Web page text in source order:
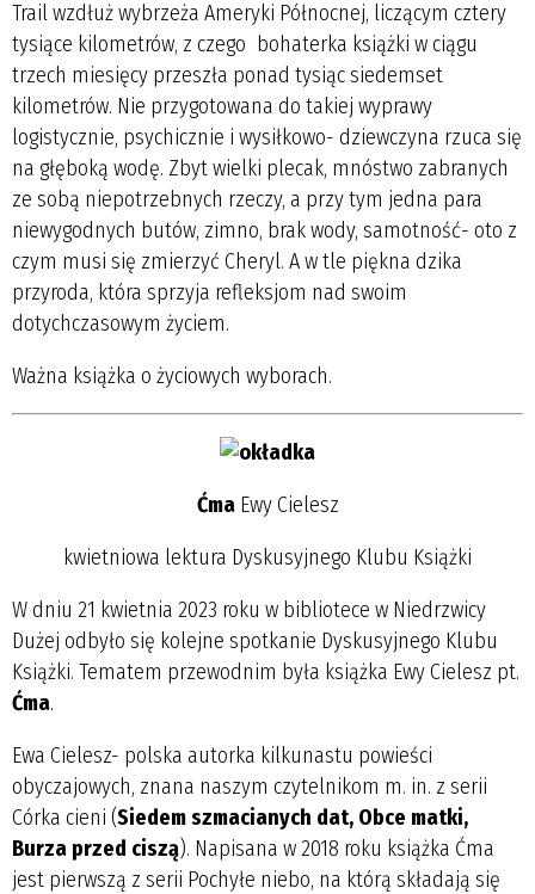
Trail wzdłuż wybrzeża Ameryki Północnej, liczącym cztery
tysiące kilometrów, z czego bohaterka książki w ciągu
trzech miesięcy przeszła ponad tysiąc siedemset
kilometrów. Nie przygotowana do takiej wyprawy
logistycznie, psychicznie i wysiłkowo- dziewczyna rzuca się
na głęboką wodę. Zbyt wielki plecak, mnóstwo zabranych
ze sobą niepotrzebnych rzeczy, a przy tym jedna para
niewygodnych butów, zimno, brak wody, samotność- oto z
czym musi się zmierzyć Cheryl. A w tle piękna dzika
przyroda, która sprzyja refleksjom nad swoim
dotychczasowym życiem.
Ważna książka o życiowych wyborach.
ĆmaEwy Cielesz
kwietniowa lektura Dyskusyjnego Klubu Książki
W dniu 21 kwietnia 2023 roku w bibliotece w Niedrzwicy
Dużej odbyło się kolejne spotkanie Dyskusyjnego Klubu
Książki. Tematem przewodnim była książka Ewy Cielesz pt.
Ćma.
Ewa Cielesz- polska autorka kilkunastu powieści
obyczajowych, znana naszym czytelnikom m. in. z serii
Córka cieni (Siedem szmacianych dat, Obce matki,
Burza przed ciszą). Napisana w 2018 roku książka Ćma
jest pierwszą z serii Pochyłe niebo, na którą składają się